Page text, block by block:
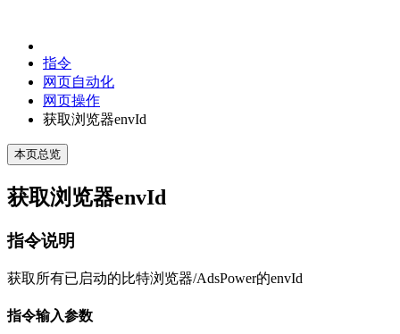
指令
网页自动化
网页操作
获取浏览器envId
本页总览
获取浏览器envId
指令说明
获取所有已启动的比特浏览器/AdsPower的envId
指令输入参数